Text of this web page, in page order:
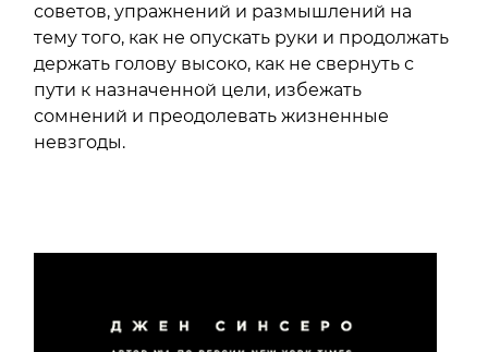
советов, упражнений и размышлений на
тему того, как не опускать руки и продолжать
держать голову высоко, как не свернуть с
пути к назначенной цели, избежать
сомнений и преодолевать жизненные
невзгоды.